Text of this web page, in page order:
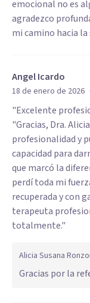
emocional no es
agradezco
mi camino hacia
Angel Icardo
18 de enero de 2026
"Excelente
"Gracias, Dra.
profesionalidad y
capacidad para
que marcó la
perdí toda mi
recuperada y con
terapeuta
totalmente."
Alicia Susana
Gracias por la